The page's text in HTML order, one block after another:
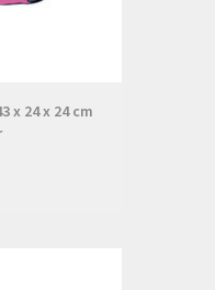
x 24 x 24 cm